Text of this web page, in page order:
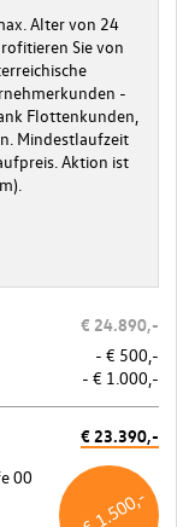
Alter von 24
Sie von
-
Flottenkunden,
Mindestlaufzeit
Aktion ist
€ 24.890,-
- € 500,-
- € 1.000,-
€ 23.390,-
00